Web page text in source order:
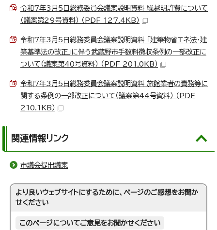
令和7年3月5日総務委員会議案説明資料 繰越明許費について
（議案第29号資料） （PDF 127.4KB）
令和7年3月5日総務委員会議案説明資料 「建築物省エネ法・建
築基準法の改正」に伴う武蔵野市手数料徴収条例の一部改正に
ついて（議案第40号資料） （PDF 201.0KB）
令和7年3月5日総務委員会議案説明資料 旅館業者の責務等に
関する条例の一部改正について（議案第44号資料） （PDF
210.1KB）
関連情報リンク
市議会提出議案
より良いウェブサイトにするために、ページのご感想をお聞か
せください
このページについてご意見をお聞かせください